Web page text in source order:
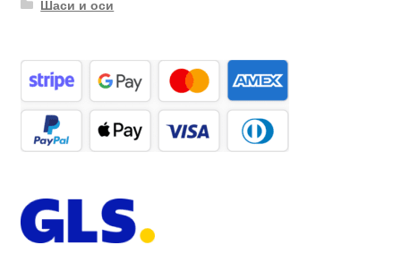
Шаси и оси